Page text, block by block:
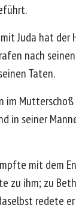
Juda hat der
nach
Taten.
im
in seiner
mit dem
zu ihm; zu
redete